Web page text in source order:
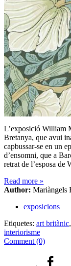
L’exposició William
Bretanya, que avui
capbussar-se en un
d’ensomni, que a
retrat de l’esposa
Read more »
Author: Mariàngels
exposicions
Etiquetes: art britànic,
interiorisme
Comment (0)